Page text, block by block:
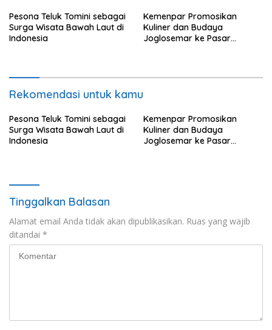
Pesona Teluk Tomini sebagai
Surga Wisata Bawah Laut di
Indonesia
Kemenpar Promosikan
Kuliner dan Budaya
Joglosemar ke Pasar
Rekomendasi untuk kamu
Pesona Teluk Tomini sebagai
Surga Wisata Bawah Laut di
Indonesia
Kemenpar Promosikan
Kuliner dan Budaya
Joglosemar ke Pasar
Tinggalkan Balasan
Alamat email Anda tidak akan dipublikasikan. Ruas yang wajib
ditandai *